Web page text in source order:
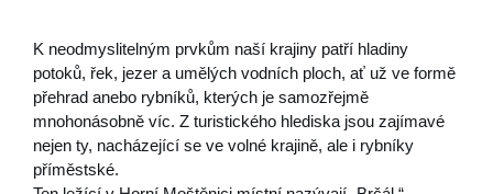
K neodmyslitelným prvkům naší krajiny patří hladiny
potoků, řek, jezer a umělých vodních ploch, ať už ve formě
přehrad anebo rybníků, kterých je samozřejmě
mnohonásobně víc. Z turistického hlediska jsou zajímavé
nejen ty, nacházející se ve volné krajině, ale i rybníky
příměstské.